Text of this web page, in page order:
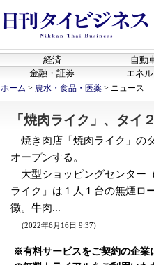
経済 自動
金融・証券
エネ
ホーム > 農水・食品・医薬 > ニュース
「焼肉ライク」、タイ
焼き肉店「焼肉ライク」の
オープンする。
大型ショッピングセンター
ライク」は１人１台の無煙ロ
徴。牛肉...
(2022年6月16日 9:37)
※有料サービスをご契約の企業